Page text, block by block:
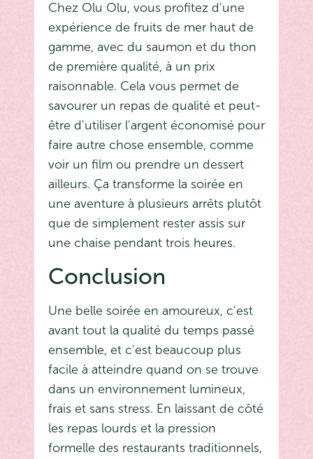
Chez Olu Olu, vous profitez d'une
expérience de fruits de mer haut de
gamme, avec du saumon et du thon
de première qualité, à un prix
raisonnable. Cela vous permet de
savourer un repas de qualité et peut-
être d'utiliser l'argent économisé pour
faire autre chose ensemble, comme
voir un film ou prendre un dessert
ailleurs. Ça transforme la soirée en
une aventure à plusieurs arrêts plutôt
que de simplement rester assis sur
une chaise pendant trois heures.
Conclusion
Une belle soirée en amoureux, c'est
avant tout la qualité du temps passé
ensemble, et c'est beaucoup plus
facile à atteindre quand on se trouve
dans un environnement lumineux,
frais et sans stress. En laissant de côté
les repas lourds et la pression
formelle des restaurants traditionnels,